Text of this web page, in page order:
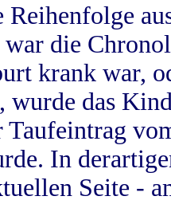
war die
krank war,
wurde das
Taufeintrag
In
Seite -